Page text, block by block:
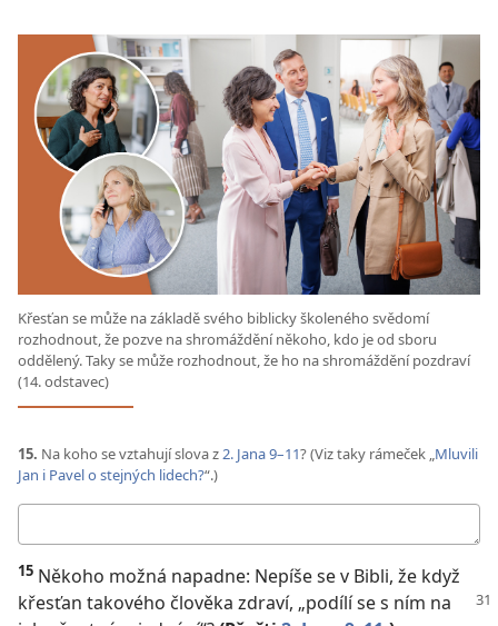
Křesťan se může na základě svého biblicky školeného svědomí
rozhodnout, že pozve na shromáždění někoho, kdo je od sboru
oddělený. Taky se může rozhodnout, že ho na shromáždění pozdraví
(14. odstavec)
15. Na koho se vztahují slova z2. Jana 9–11? (Viz taky rámeček „Mluvili
Jan i Pavel o stejných lidech?“.)
odpověď
15 Někoho možná napadne: Nepíše se v Bibli, že když
křesťan takového člověka zdraví, „podílí se s ním na